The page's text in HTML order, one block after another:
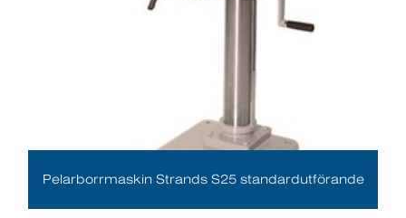
Pelarborrmaskin Strands S25 standardutförande